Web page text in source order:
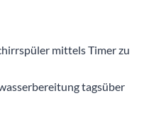
mittels Timer zu
tagsüber